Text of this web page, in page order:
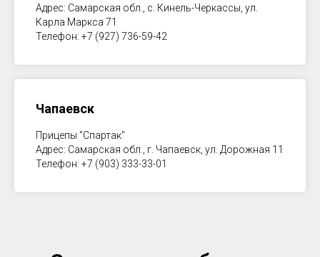
Адрес: Самарская обл., с. Кинель-Черкассы, ул.
Карла Маркса 71
Телефон: +7 (927) 736-59-42
Чапаевск
Прицепы "Спартак"
Адрес: Самарская обл., г. Чапаевск, ул. Дорожная 11
Телефон: +7 (903) 333-33-01